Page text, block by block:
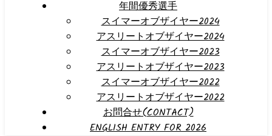
年間優秀選手
スイマーオブザイヤー2024
アスリートオブザイヤー2024
スイマーオブザイヤー2023
アスリートオブザイヤー2023
スイマーオブザイヤー2022
アスリートオブザイヤー2022
お問合せ(CONTACT)
ENGLISH ENTRY FOR 2026